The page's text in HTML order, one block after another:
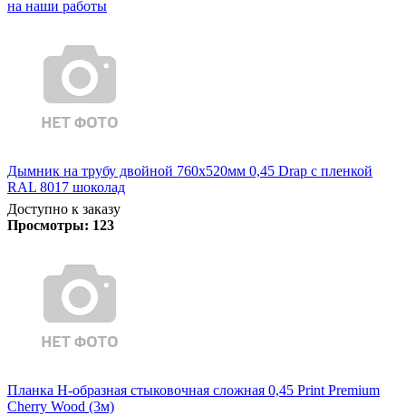
на наши работы
Дымник на трубу двойной 760х520мм 0,45 Drap с пленкой
RAL 8017 шоколад
Доступно к заказу
Просмотры: 123
Планка Н-образная стыковочная сложная 0,45 Print Premium
Cherry Wood (3м)